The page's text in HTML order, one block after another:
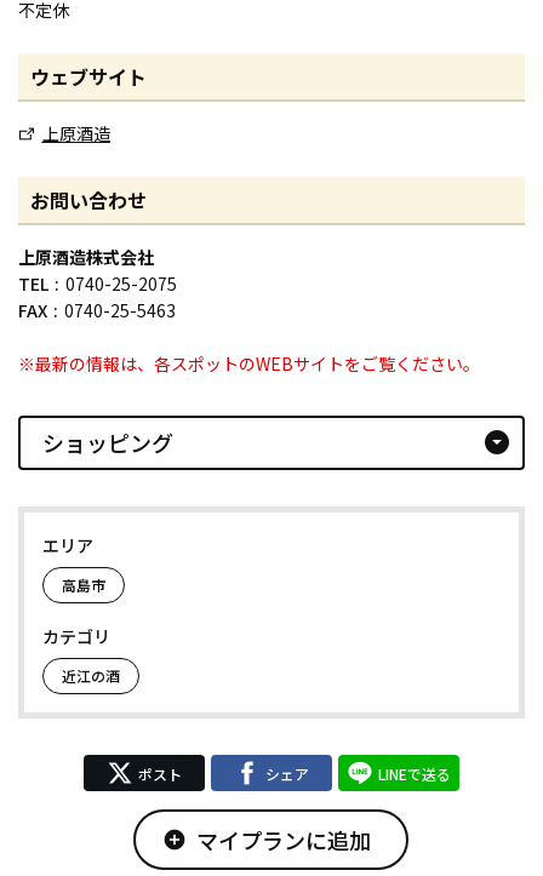
不定休
ウェブサイト
上原酒造
お問い合わせ
上原酒造株式会社
TEL
0740-25-2075
FAX
0740-25-5463
※最新の情報は、各スポットのWEBサイトをご覧ください。
ショッピング arrow_drop_down_circle
エリア
高島市
カテゴリ
近江の酒
ポスト シェア LINEで送る
add_circle マイプランに追加